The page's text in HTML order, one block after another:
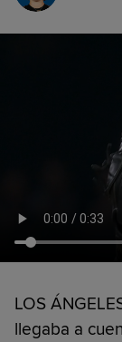
LOS
llegaba a